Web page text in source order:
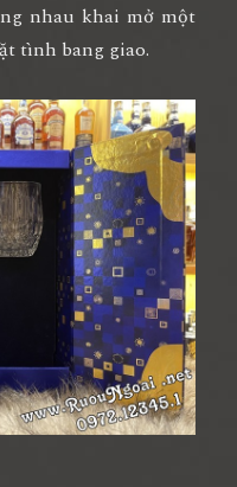
nhau khai mở một
tình bang giao.